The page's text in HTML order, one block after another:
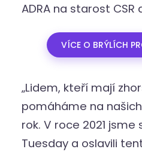
ADRA na starost
VÍCE O BRÝLÍCH
„Lidem, kteří mají
pomáháme na
rok. V roce 2021 jsme
Tuesday a oslavili